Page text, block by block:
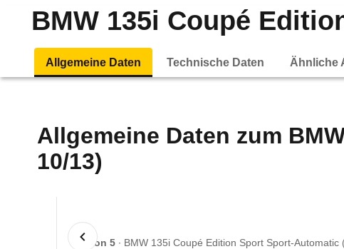
BMW 135i Coupé
Allgemeine Daten Technische Daten Ähnliche
Allgemeine Daten zum
10/13)
1 von 5 BMW 135i Coupé Edition Sport Sport-Automatic